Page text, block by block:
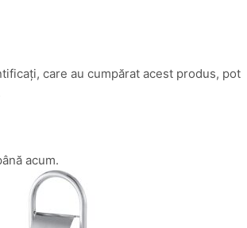
acum.
care au cumpărat acest produs, pot